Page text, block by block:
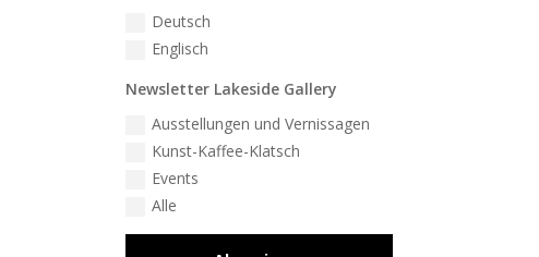
Deutsch
Englisch
Newsletter Lakeside Gallery
Ausstellungen und Vernissagen
Kunst-Kaffee-Klatsch
Events
Alle